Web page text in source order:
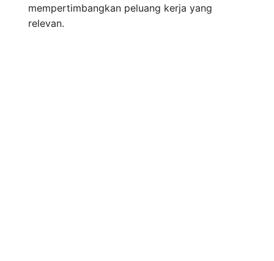
mempertimbangkan peluang kerja yang
relevan.